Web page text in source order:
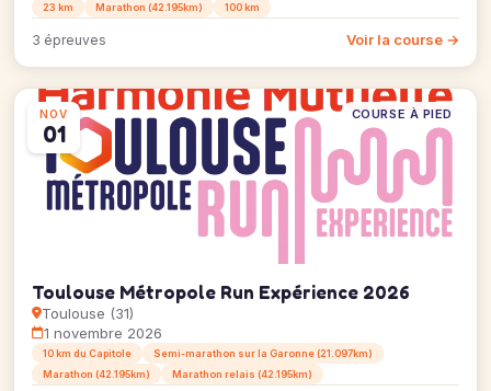
23 km Marathon (42.195km) 100 km
3 épreuves Voir la course →
NOV
01
COURSE À PIED
Toulouse Métropole Run Expérience 2026
Toulouse (31)
1 novembre 2026
10 km du Capitole
Semi-marathon sur la Garonne (21.097km)
Marathon (42.195km)
Marathon relais (42.195km)